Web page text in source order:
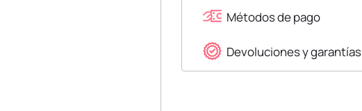
Métodos de pago
Devoluciones y garantías